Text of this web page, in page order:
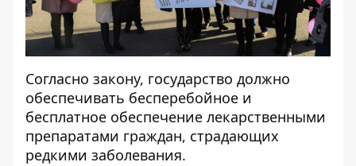
Согласно закону, государство должно
обеспечивать бесперебойное и
бесплатное обеспечение лекарственными
препаратами граждан, страдающих
редкими заболевания.